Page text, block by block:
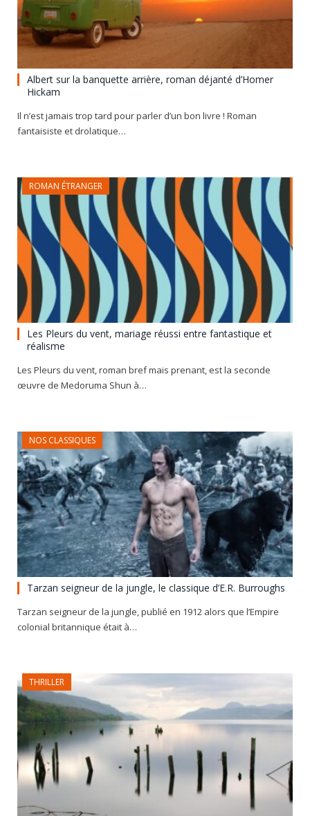
Albert sur la banquette arrière, roman déjanté d’Homer
Hickam
Il n’est jamais trop tard pour parler d’un bon livre ! Roman
fantaisiste et drolatique…
ROMAN ÉTRANGER
Les Pleurs du vent, mariage réussi entre fantastique et
réalisme
Les Pleurs du vent, roman bref mais prenant, est la seconde
œuvre de Medoruma Shun à…
NOS CLASSIQUES
Tarzan seigneur de la jungle, le classique d’E.R. Burroughs
Tarzan seigneur de la jungle, publié en 1912 alors que l’Empire
colonial britannique était à…
THRILLER